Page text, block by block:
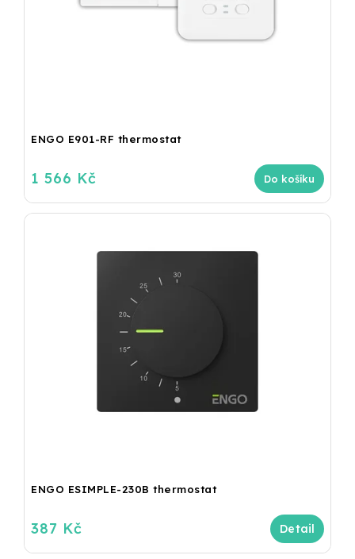
ENGO E901-RF thermostat
1 566 Kč Do košíku
ENGO ESIMPLE-230B thermostat
387 Kč